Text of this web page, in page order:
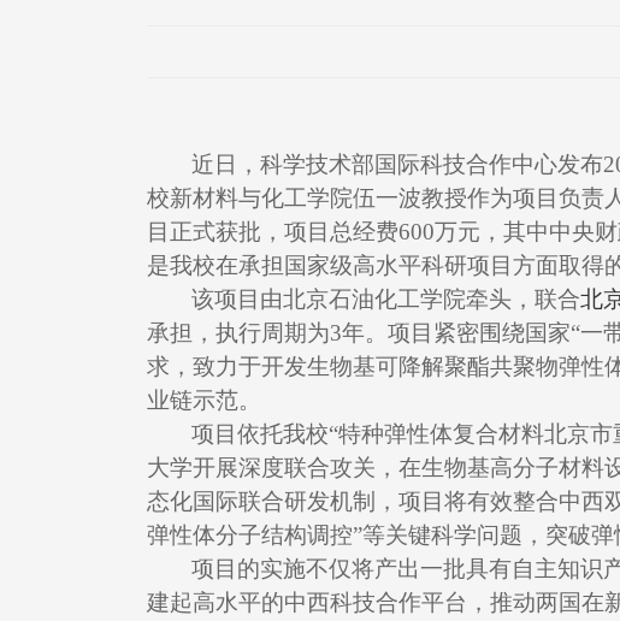
近日，科学技术部国际科技合作中心发布
校新材料与化工学院伍一波教授作为项目负责
目正式获批，项目总经费600万元，其中中央
是我校在承担国家级高水平科研项目方面取得
该项目由北京石油化工学院牵头，联合北
承担，执行周期为3年。项目紧密围绕国家“一
求，致力于开发生物基可降解聚酯共聚物弹性
业链示范。
项目依托我校“特种弹性体复合材料北京
大学开展深度联合攻关，在生物基高分子材料
态化国际联合研发机制，项目将有效整合中西
弹性体分子结构调控”等关键科学问题，突破
项目的实施不仅将产出一批具有自主知识
建起高水平的中西科技合作平台，推动两国在